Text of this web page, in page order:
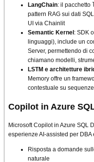
LangChain: il pacchetto
pattern RAG sui dati
UI via Chainlit
Semantic Kernel : SDK
linguaggi), include un
Server, permettendo di
chiamano modelli,
LSTM e architetture
Memory offre un
contestuale su
Copilot in Azure
Microsoft Copilot in Azure SQL
esperienze AI-assisted per DBA
Risposta a domande
naturale